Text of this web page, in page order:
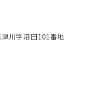
川字沼田101番地